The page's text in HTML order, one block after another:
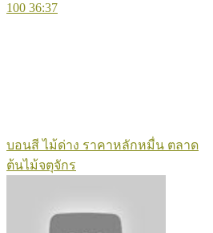
100 36:37
บอนสี ไม้ด่าง ราคาหลักหมื่น ตลาด
ต้นไม้จตุจักร